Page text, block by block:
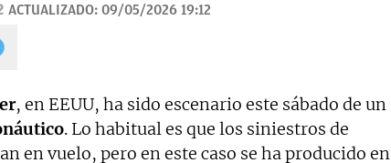
ACTUALIZADO: 09/05/2026 19:12
, en EEUU, ha sido escenario este sábado de un
. Lo habitual es que los siniestros de
en vuelo, pero en este caso se ha producido en